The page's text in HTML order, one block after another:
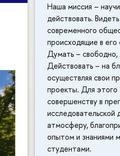
Наша миссия –
действовать.
современного
происходящие в его
Думать – свободно,
Действовать – на
осуществляя свои
проекты. Для
совершенству в
исследовательской
атмосферу,
опытом и знаниями
студентами.